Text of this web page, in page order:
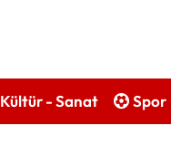
Kültür - Sanat Spor